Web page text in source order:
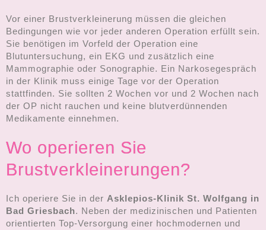
Vor einer Brustverkleinerung müssen die gleichen
Bedingungen wie vor jeder anderen Operation erfüllt sein.
Sie benötigen im Vorfeld der Operation eine
Blutuntersuchung, ein EKG und zusätzlich eine
Mammographie oder Sonographie. Ein Narkosegespräch
in der Klinik muss einige Tage vor der Operation
stattfinden. Sie sollten 2 Wochen vor und 2 Wochen nach
der OP nicht rauchen und keine blutverdünnenden
Medikamente einnehmen.
Wo operieren Sie
Brustverkleinerungen?
Ich operiere Sie in der Asklepios-Klinik St. Wolfgang in
Bad Griesbach. Neben der medizinischen und Patienten
orientierten Top-Versorgung einer hochmodernen und